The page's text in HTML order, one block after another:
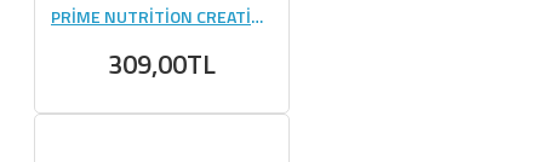
PRİME NUTRİTİON CREATİNE 125 GR
309,00TL